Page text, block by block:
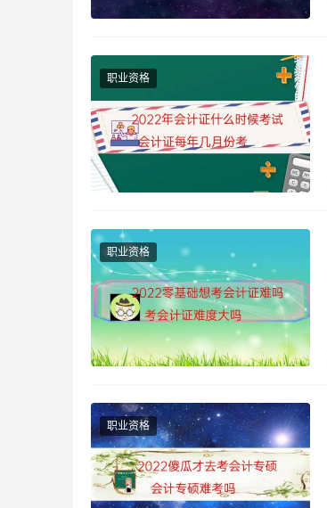
职业资格
职业资格
职业资格